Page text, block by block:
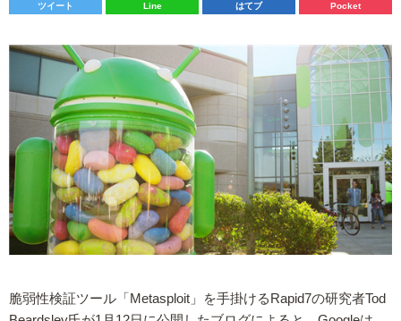
ツイート Line はてブ Pocket
脆弱性検証ツール「Metasploit」を手掛けるRapid7の研究者Tod